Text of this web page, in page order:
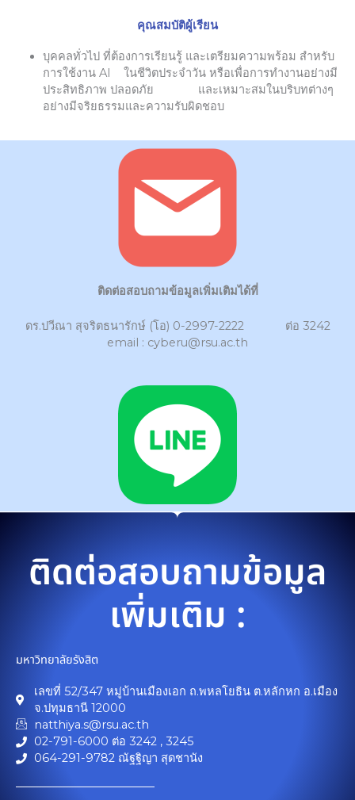
คุณสมบัติผู้เรียน
บุคคลทั่วไป ที่ต้องการเรียนรู้ และเตรียมความพร้อม สำหรับ
การใช้งาน AI ในชีวิตประจำวัน หรือเพื่อการทำงานอย่างมี
ประสิทธิภาพ ปลอดภัย และเหมาะสมในบริบทต่างๆ
อย่างมีจริยธรรมและความรับผิดชอบ
ติดต่อสอบถามข้อมูลเพิ่มเติมได้ที่
ดร.ปวีณา สุจริตธนารักษ์ (โอ) 0-2997-2222 ต่อ 3242
email : cyberu@rsu.ac.th
ติดต่อสอบถามข้อมูล
เพิ่มเติม :
มหาวิทยาลัยรังสิต
เลขที่ 52/347 หมู่บ้านเมืองเอก ถ.พหลโยธิน ต.หลักหก อ.เมือง
จ.ปทุมธานี 12000
natthiya.s@rsu.ac.th
02-791-6000 ต่อ 3242 , 3245
064-291-9782 ณัฐฐิญา สุดชานัง